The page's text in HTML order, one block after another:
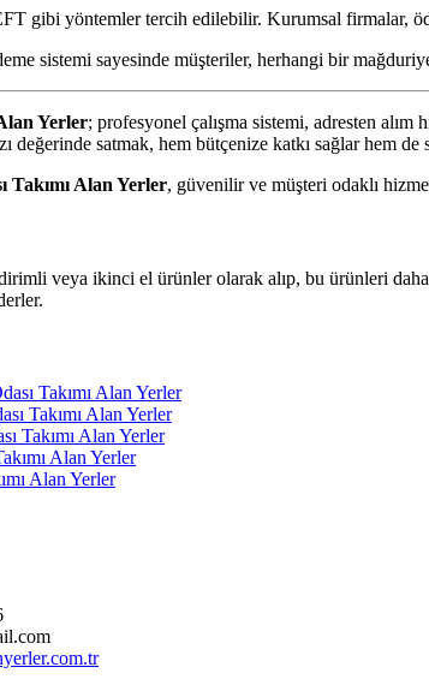
gibi yöntemler tercih edilebilir. Kurumsal firmalar,
sistemi sayesinde müşteriler, herhangi bir
Yerler; profesyonel çalışma sistemi, adresten alım
değerinde satmak, hem bütçenize katkı sağlar hem
Takımı Alan Yerler, güvenilir ve müşteri odaklı
veya ikinci el ürünler olarak alıp, bu ürünleri
Takımı Alan Yerler
Takımı Alan Yerler
Takımı Alan Yerler
Alan Yerler
Alan Yerler